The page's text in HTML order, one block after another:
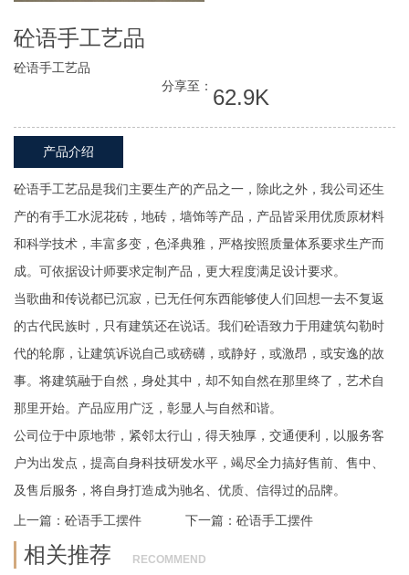
砼语手工艺品
砼语手工艺品
分享至： 62.9K
产品介绍
砼语手工艺品是我们主要生产的产品之一，除此之外，我公司还生
产的有手工水泥花砖，地砖，墙饰等产品，产品皆采用优质原材料
和科学技术，丰富多变，色泽典雅，严格按照质量体系要求生产而
成。可依据设计师要求定制产品，更大程度满足设计要求。
当歌曲和传说都已沉寂，已无任何东西能够使人们回想一去不复返
的古代民族时，只有建筑还在说话。我们砼语致力于用建筑勾勒时
代的轮廓，让建筑诉说自己或磅礴，或静好，或激昂，或安逸的故
事。将建筑融于自然，身处其中，却不知自然在那里终了，艺术自
那里开始。产品应用广泛，彰显人与自然和谐。
公司位于中原地带，紧邻太行山，得天独厚，交通便利，以服务客
户为出发点，提高自身科技研发水平，竭尽全力搞好售前、售中、
及售后服务，将自身打造成为驰名、优质、信得过的品牌。
上一篇： 砼语手工摆件 下一篇：砼语手工摆件
相关推荐 RECOMMEND